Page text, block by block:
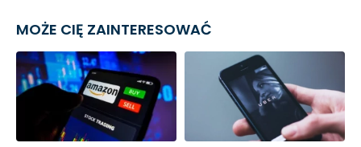
MOŻE CIĘ ZAINTERESOWAĆ